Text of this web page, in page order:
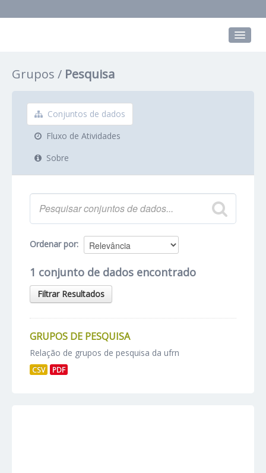
Grupos
Grupos Pesquisa
Conjuntos de dados
Fluxo de Atividades
Sobre
Ordenar por
1 conjunto de dados encontrado
Filtrar Resultados
GRUPOS DE PESQUISA
Relação de grupos de pesquisa da ufrn
CSV PDF